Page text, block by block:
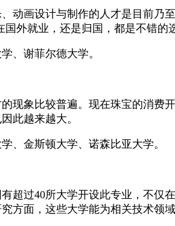
动画设计与制作的人才是目前乃
外就业，还是归国，都是不错的
、谢菲尔德大学。
现象比较普遍。现在珠宝的消费
此越来越大。
、金斯顿大学、诺森比亚大学。
超过40所大学开设此专业，不仅
方面，这些大学能为相关技术领域